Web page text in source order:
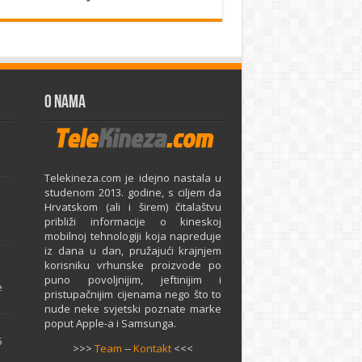
O Nama
Telekineza.com je idejno nastala u
studenom 2013. godine, s ciljem da
Hrvatskom (ali i širem) čitalaštvu
približi informacije o kineskoj
mobilnoj tehnologiji koja napreduje
iz dana u dan, pružajući krajnjem
korisniku vrhunske proizvode po
puno povoljnijim, jeftinijim i
pristupačnijim cijenama nego što to
nude neke svjetski poznate marke
poput Apple-a i Samsunga.
>>>Team --Kontakt <<<